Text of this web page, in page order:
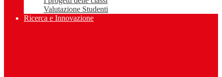
Valutazione Studenti
Ricerca e Innovazione